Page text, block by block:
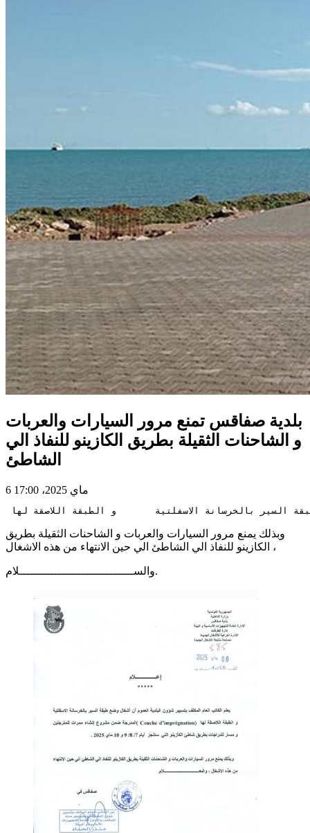
بلدية صفاقس تمنع مرور السيارات والعربات
و الشاحنات الثقيلة بطريق الكازينو للنفاذ الي
الشاطئ
6 ماي 2025، 17:00
وبذلك يمنع مرور السيارات والعربات و الشاحنات الثقيلة بطريق
الكازينو للنفاذ الي الشاطئ الي حين الانتهاء من هذه الاشغال ،
والســـــــــــــــــــــــــــــــــلام.